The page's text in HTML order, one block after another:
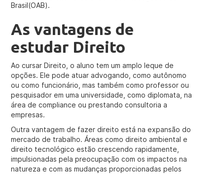
Brasil(OAB).
As vantagens de
estudar Direito
Ao cursar Direito, o aluno tem um amplo leque de
opções. Ele pode atuar advogando, como autônomo
ou como funcionário, mas também como professor ou
pesquisador em uma universidade, como diplomata, na
área de compliance ou prestando consultoria a
empresas.
Outra vantagem de fazer direito está na expansão do
mercado de trabalho. Áreas como direito ambiental e
direito tecnológico estão crescendo rapidamente,
impulsionadas pela preocupação com os impactos na
natureza e com as mudanças proporcionadas pelos